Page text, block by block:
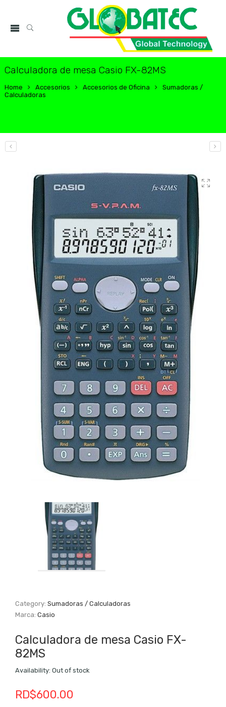
Calculadora de mesa Casio FX-82MS
Home Accesorios Accesorios de Oficina
Sumadoras /
Calculadoras
Category:Sumadoras / Calculadoras
Marca:Casio
Calculadora de mesa Casio FX-
82MS
Availability: Out of stock
RD$600.00